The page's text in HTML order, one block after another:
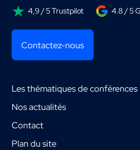
4,9 / 5 Trustpilot 4.8 / 5
Contactez-nous
Les thématiques de conférences
Nos actualités
Contact
Plan du site